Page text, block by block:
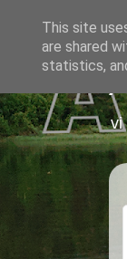
vi
This site
are shared
statistics,